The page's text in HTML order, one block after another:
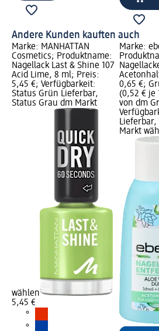
Andere Kunden kauften auch
Marke: MANHATTAN
Cosmetics; Produktname:
Nagellack Last & Shine 107
Acid Lime, 8 ml; Preis:
5,45 €; Verfügbarkeit:
Status Grün Lieferbar,
Status Grau dm Markt
wählen
5,45 €
Marke:
0,65 €;
(0,52 € je
von dm
Lieferbar,
Markt